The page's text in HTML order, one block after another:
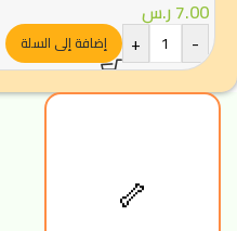
7.00ر.س
-
+ إضافة إلى السلة
🦴